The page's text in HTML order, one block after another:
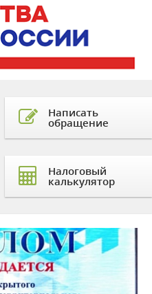
Написать
обращение
Налоговый
калькулятор